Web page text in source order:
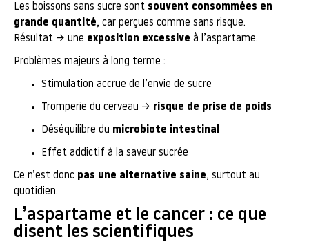
Les boissons sans sucre sont souvent consommées en
grande quantité, car perçues comme sans risque.
Résultat → une exposition excessive à l’aspartame.
Problèmes majeurs à long terme :
Stimulation accrue de l’envie de sucre
Tromperie du cerveau → risque de prise de poids
Déséquilibre du microbiote intestinal
Effet addictif à la saveur sucrée
Ce n’est donc pas une alternative saine, surtout au
quotidien.
L’aspartame et le cancer : ce que
disent les scientifiques